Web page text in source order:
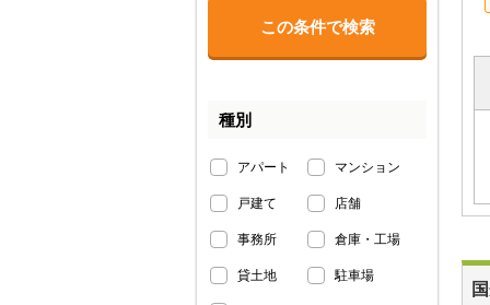
種別
アパート マンション
戸建て 店舗
事務所 倉庫・工場
貸土地 駐車場